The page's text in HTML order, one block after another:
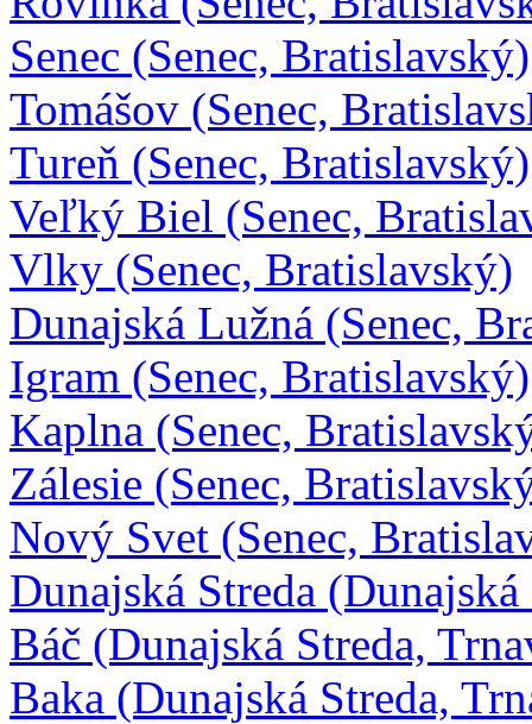
Senec (Senec, Bratislavský)
Tomášov (Senec,
Tureň (Senec, Bratislavský)
Veľký Biel (Senec,
Vlky (Senec, Bratislavský)
Dunajská Lužná (Senec,
Igram (Senec, Bratislavský)
Kaplna (Senec,
Zálesie (Senec,
Nový Svet (Senec,
Dunajská Streda
Báč (Dunajská Streda,
Baka (Dunajská Streda,